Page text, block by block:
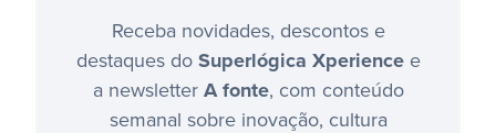
Receba novidades, descontos e
destaques do Superlógica Xperiencee
a newsletter A fonte, com conteúdo
semanal sobre inovação, cultura